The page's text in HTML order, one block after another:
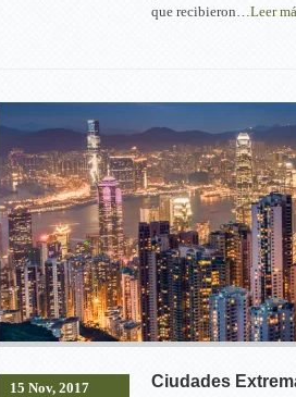
que recibieron…Leer
Ciudades
15 Nov, 2017